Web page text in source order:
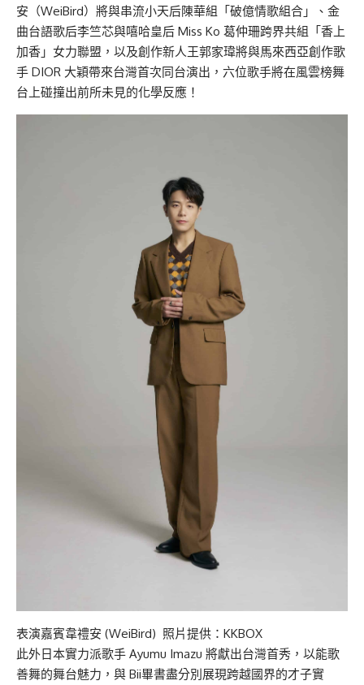
安（WeiBird）將與串流小天后陳華組「破億情歌組合」、金
曲台語歌后李竺芯與嘻哈皇后 Miss Ko 葛仲珊跨界共組「香上
加香」女力聯盟，以及創作新人王郭家瑋將與馬來西亞創作歌
手 DIOR 大穎帶來台灣首次同台演出，六位歌手將在風雲榜舞
台上碰撞出前所未見的化學反應！
表演嘉賓韋禮安 (WeiBird) 照片提供：KKBOX
此外日本實力派歌手 Ayumu Imazu 將獻出台灣首秀，以能歌
善舞的舞台魅力，與 Bii畢書盡分別展現跨越國界的才子實